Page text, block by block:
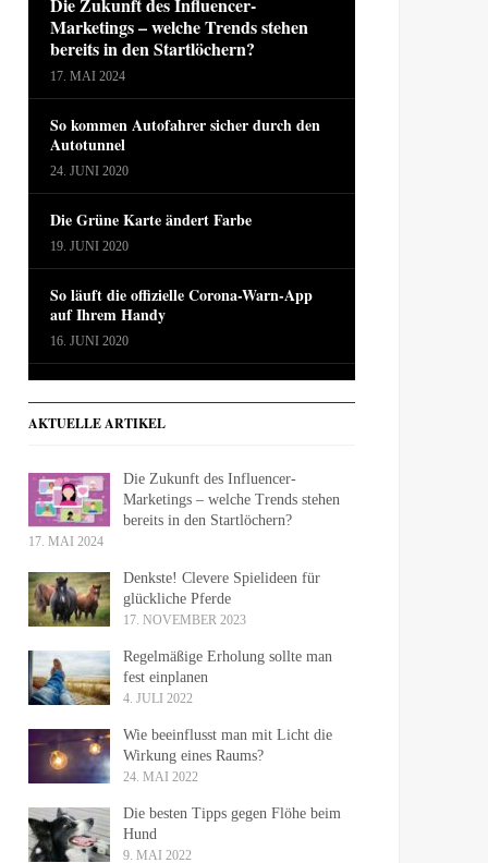
Marketings – welche Trends stehen
bereits in den Startlöchern?
17. MAI 2024
So kommen Autofahrer sicher durch den
Autotunnel
24. JUNI 2020
Die Grüne Karte ändert Farbe
19. JUNI 2020
So läuft die offizielle Corona-Warn-App
auf Ihrem Handy
16. JUNI 2020
AKTUELLE ARTIKEL
Die Zukunft des Influencer-
Marketings – welche Trends stehen
bereits in den Startlöchern?
17. MAI 2024
Denkste! Clevere Spielideen für
glückliche Pferde
17. NOVEMBER 2023
Regelmäßige Erholung sollte man
fest einplanen
4. JULI 2022
Wie beeinflusst man mit Licht die
Wirkung eines Raums?
24. MAI 2022
Die besten Tipps gegen Flöhe beim
Hund
9. MAI 2022